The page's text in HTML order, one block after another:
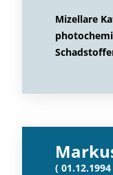
Mizellare
(